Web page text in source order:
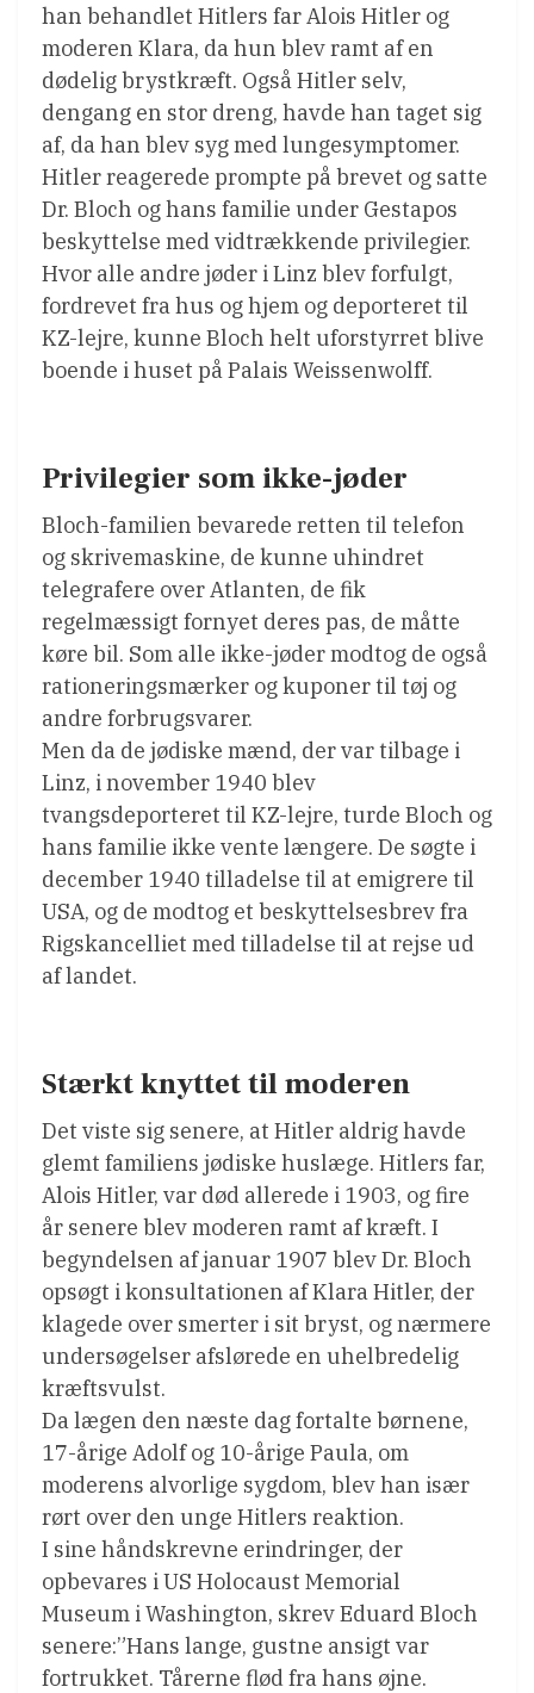
han behandlet Hitlers far Alois Hitler og
moderen Klara, da hun blev ramt af en
dødelig brystkræft. Også Hitler selv,
dengang en stor dreng, havde han taget sig
af, da han blev syg med lungesymptomer.
Hitler reagerede prompte på brevet og satte
Dr. Bloch og hans familie under Gestapos
beskyttelse med vidtrækkende privilegier.
Hvor alle andre jøder i Linz blev forfulgt,
fordrevet fra hus og hjem og deporteret til
KZ-lejre, kunne Bloch helt uforstyrret blive
boende i huset på Palais Weissenwolff.
Privilegier som ikke-jøder
Bloch-familien bevarede retten til telefon
og skrivemaskine, de kunne uhindret
telegrafere over Atlanten, de fik
regelmæssigt fornyet deres pas, de måtte
køre bil. Som alle ikke-jøder modtog de også
rationeringsmærker og kuponer til tøj og
andre forbrugsvarer.
Men da de jødiske mænd, der var tilbage i
Linz, i november 1940 blev
tvangsdeporteret til KZ-lejre, turde Bloch og
hans familie ikke vente længere. De søgte i
december 1940 tilladelse til at emigrere til
USA, og de modtog et beskyttelsesbrev fra
Rigskancelliet med tilladelse til at rejse ud
af landet.
Stærkt knyttet til moderen
Det viste sig senere, at Hitler aldrig havde
glemt familiens jødiske huslæge. Hitlers far,
Alois Hitler, var død allerede i 1903, og fire
år senere blev moderen ramt af kræft. I
begyndelsen af januar 1907 blev Dr. Bloch
opsøgt i konsultationen af Klara Hitler, der
klagede over smerter i sit bryst, og nærmere
undersøgelser afslørede en uhelbredelig
kræftsvulst.
Da lægen den næste dag fortalte børnene,
17-årige Adolf og 10-årige Paula, om
moderens alvorlige sygdom, blev han især
rørt over den unge Hitlers reaktion.
I sine håndskrevne erindringer, der
opbevares i US Holocaust Memorial
Museum i Washington, skrev Eduard Bloch
senere:”Hans lange, gustne ansigt var
fortrukket. Tårerne flød fra hans øjne.